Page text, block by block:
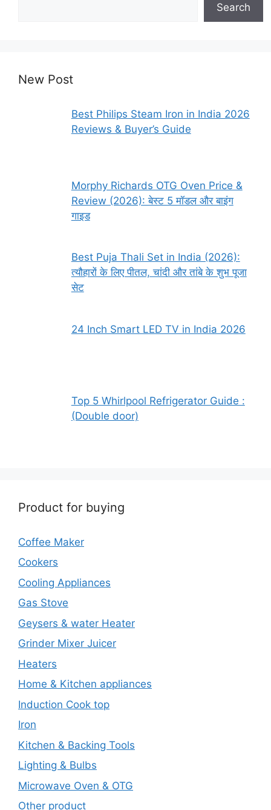
Search
New Post
Best Philips Steam Iron in India 2026
Reviews & Buyer’s Guide
Morphy Richards OTG Oven Price &
Review (2026): बेस्ट 5 मॉडल और बाइंग
गाइड
Best Puja Thali Set in India (2026):
त्यौहारों के लिए पीतल, चांदी और तांबे के शुभ पूजा
सेट
24 Inch Smart LED TV in India 2026
Top 5 Whirlpool Refrigerator Guide :
(Double door)
Product for buying
Coffee Maker
Cookers
Cooling Appliances
Gas Stove
Geysers & water Heater
Grinder Mixer Juicer
Heaters
Home & Kitchen appliances
Induction Cook top
Iron
Kitchen & Backing Tools
Lighting & Bulbs
Microwave Oven & OTG
Other product